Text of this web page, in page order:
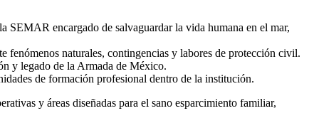
SEMAR encargado de salvaguardar la vida humana en el mar,
fenómenos naturales, contingencias y labores de protección civil.
y legado de la Armada de México.
de formación profesional dentro de la institución.
y áreas diseñadas para el sano esparcimiento familiar,